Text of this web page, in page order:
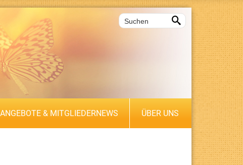

ANGEBOTE & MITGLIEDERNEWS ÜBER UNS